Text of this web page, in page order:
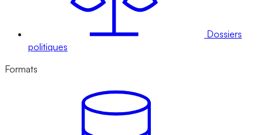
Dossiers
politiques
Formats